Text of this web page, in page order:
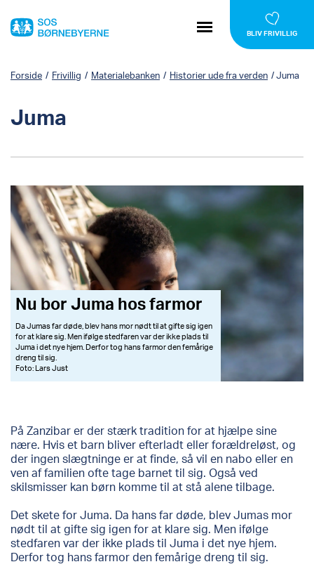
BLIV FRIVILLIG
Forside / Frivillig / Materialebanken / Historier ude fra verden /Juma
Juma
Nu bor Juma hos farmor
Da Jumas far døde, blev hans mor nødt til at gifte sig igen
for at klare sig. Men ifølge stedfaren var der ikke plads til
Juma i det nye hjem. Derfor tog hans farmor den femårige
dreng til sig.
Foto: Lars Just
På Zanzibar er der stærk tradition for at hjælpe sine
nære. Hvis et barn bliver efterladt eller forældreløst, og
der ingen slægtninge er at finde, så vil en nabo eller en
ven af familien ofte tage barnet til sig. Også ved
skilsmisser kan børn komme til at stå alene tilbage.
Det skete for Juma. Da hans far døde, blev Jumas mor
nødt til at gifte sig igen for at klare sig. Men ifølge
stedfaren var der ikke plads til Juma i det nye hjem.
Derfor tog hans farmor den femårige dreng til sig.